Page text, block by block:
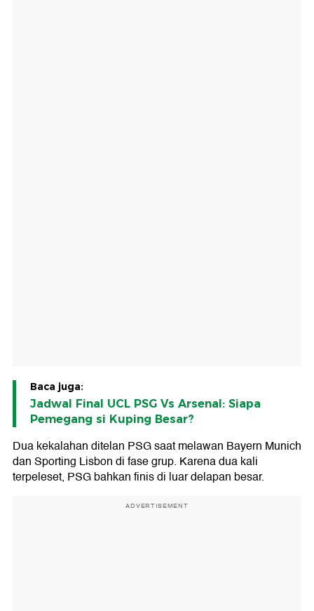
Baca juga:
Jadwal Final UCL PSG Vs Arsenal: Siapa
Pemegang si Kuping Besar?
Dua kekalahan ditelan PSG saat melawan Bayern Munich
dan Sporting Lisbon di fase grup. Karena dua kali
terpeleset, PSG bahkan finis di luar delapan besar.
ADVERTISEMENT